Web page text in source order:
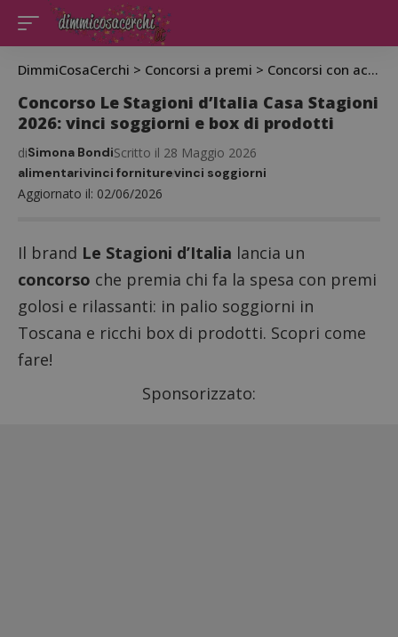
DimmiCosaCerchi > Concorsi a premi > Concorsi con acquisto
Concorso Le Stagioni d’Italia Casa Stagioni
2026: vinci soggiorni e box di prodotti
Aggiornato il: 02/06/2026
diSimona BondiScritto il 28 Maggio 2026
alimentarivinci forniturevinci soggiorni
Il brand Le Stagioni d’Italia lancia un
concorso che premia chi fa la spesa con premi
golosi e rilassanti: in palio soggiorni in
Toscana e ricchi box di prodotti. Scopri come
fare!
Sponsorizzato: